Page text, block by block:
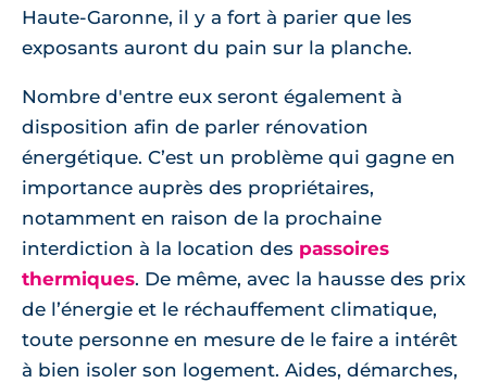
Haute-Garonne, il y a fort à parier que les
exposants auront du pain sur la planche.
Nombre d'entre eux seront également à
disposition afin de parler rénovation
énergétique. C’est un problème qui gagne en
importance auprès des propriétaires,
notamment en raison de la prochaine
interdiction à la location des passoires
thermiques. De même, avec la hausse des prix
de l’énergie et le réchauffement climatique,
toute personne en mesure de le faire a intérêt
à bien isoler son logement. Aides, démarches,